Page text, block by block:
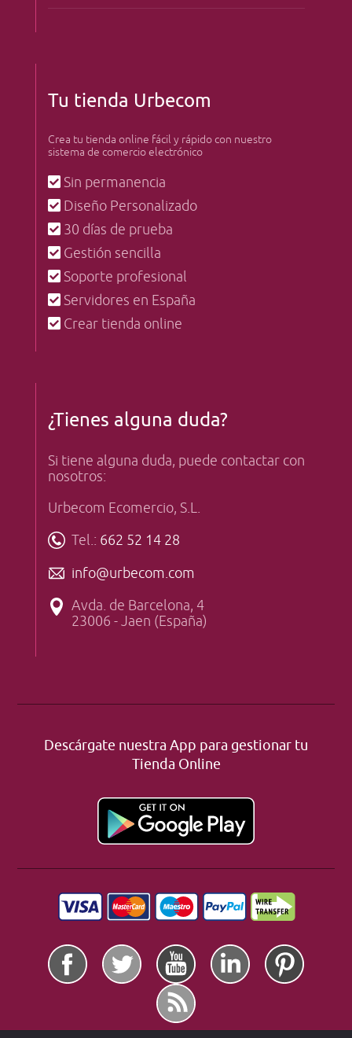
Tu tienda Urbecom
Crea tu tienda online fácil y rápido con nuestro
sistema de comercio electrónico
Sin permanencia
Diseño Personalizado
30 días de prueba
Gestión sencilla
Soporte profesional
Servidores en España
Crear tienda online
¿Tienes alguna duda?
Si tiene alguna duda, puede contactar con
nosotros:
Urbecom Ecomercio, S.L.
Tel.: 662 52 14 28
info@urbecom.com
Avda. de Barcelona, 4
23006 - Jaen (España)
Descárgate nuestra App para gestionar tu
Tienda Online